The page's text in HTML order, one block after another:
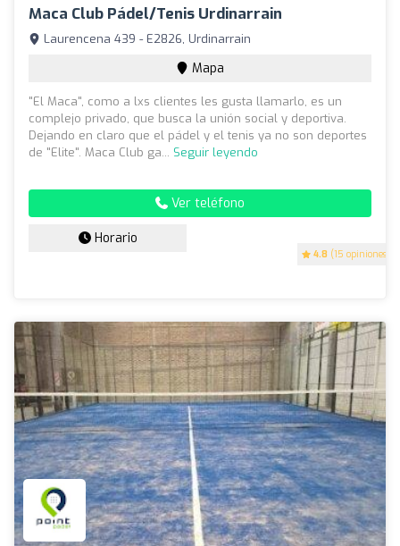
Maca Club Pádel/Tenis Urdinarrain
4.8 (15 opiniones)
Laurencena 439 - E2826, Urdinarrain
Mapa
"El Maca", como a lxs clientes les gusta llamarlo, es un
complejo privado, que busca la unión social y deportiva.
Dejando en claro que el pádel y el tenis ya no son deportes
de "Elite". Maca Club ga... Seguir leyendo
Ver teléfono
Horario